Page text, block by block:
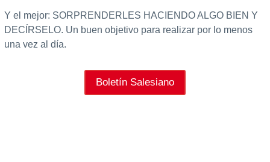
Y el mejor: SORPRENDERLES HACIENDO ALGO BIEN Y
DECÍRSELO. Un buen objetivo para realizar por lo menos
una vez al día.
Boletín Salesiano